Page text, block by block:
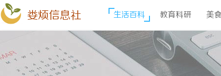
娄烦信息社 生活百科 教育科研 美